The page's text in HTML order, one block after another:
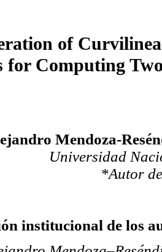
of
for Computing
Mendoza-
Universidad
*Autor
institucional de los